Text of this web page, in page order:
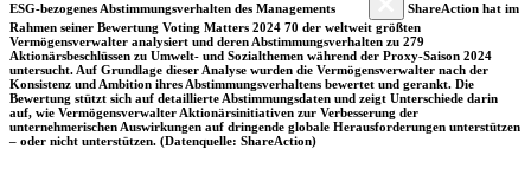
ESG-bezogenes Abstimmungsverhalten des Managements
ShareAction hat im
Rahmen seiner Bewertung Voting Matters 2024 70 der weltweit größten
Vermögensverwalter analysiert und deren Abstimmungsverhalten zu 279
Aktionärsbeschlüssen zu Umwelt- und Sozialthemen während der Proxy-Saison 2024
untersucht. Auf Grundlage dieser Analyse wurden die Vermögensverwalter nach der
Konsistenz und Ambition ihres Abstimmungsverhaltens bewertet und gerankt. Die
Bewertung stützt sich auf detaillierte Abstimmungsdaten und zeigt Unterschiede darin
auf, wie Vermögensverwalter Aktionärsinitiativen zur Verbesserung der
unternehmerischen Auswirkungen auf dringende globale Herausforderungen unterstützen
– oder nicht unterstützen. (Datenquelle: ShareAction)